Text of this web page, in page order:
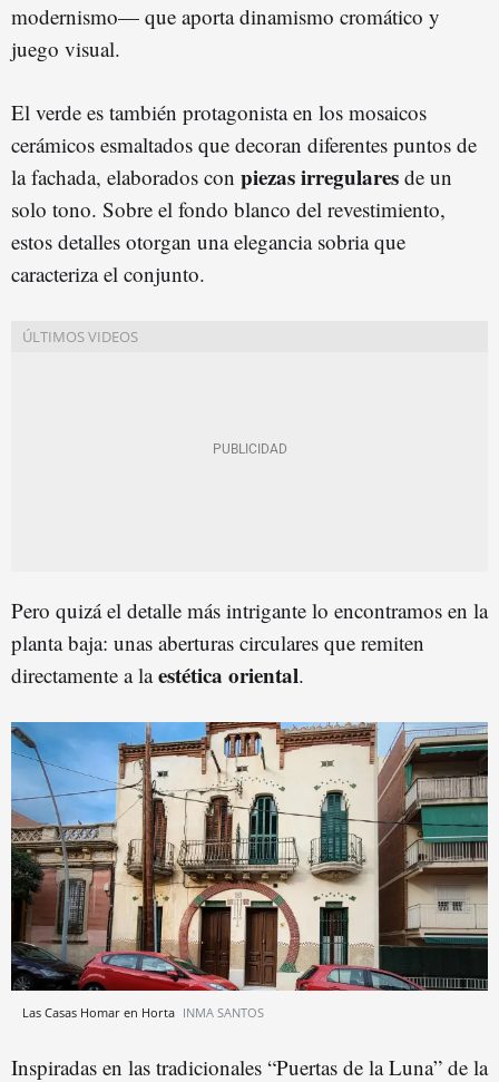
modernismo— que aporta dinamismo cromático y
juego visual.
El verde es también protagonista en los mosaicos
cerámicos esmaltados que decoran diferentes puntos de
la fachada, elaborados con piezas irregulares de un
solo tono. Sobre el fondo blanco del revestimiento,
estos detalles otorgan una elegancia sobria que
caracteriza el conjunto.
Pero quizá el detalle más intrigante lo encontramos en la
planta baja: unas aberturas circulares que remiten
directamente a laestética oriental.
Las Casas Homar en Horta INMA SANTOS
Inspiradas en las tradicionales “Puertas de la Luna” de la